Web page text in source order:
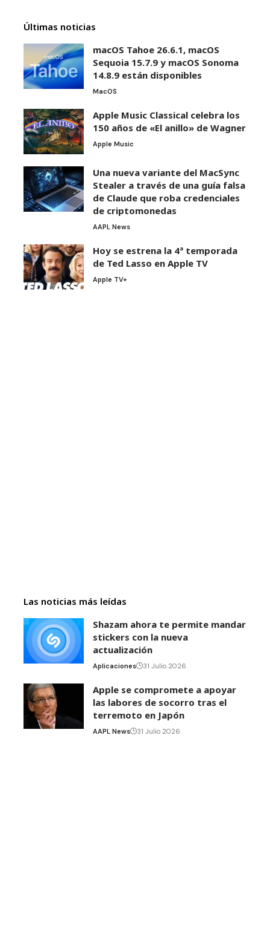
Últimas noticias
macOS Tahoe 26.6.1, macOS
Sequoia 15.7.9 y macOS Sonoma
14.8.9 están disponibles
MacOS
Apple Music Classical celebra los
150 años de «El anillo» de Wagner
Apple Music
Una nueva variante del MacSync
Stealer a través de una guía falsa
de Claude que roba credenciales
de criptomonedas
AAPL News
Hoy se estrena la 4ª temporada
de Ted Lasso en Apple TV
Apple TV+
Las noticias más leídas
Shazam ahora te permite mandar
stickers con la nueva
actualización
Aplicaciones 31 Julio 2026
Apple se compromete a apoyar
las labores de socorro tras el
terremoto en Japón
AAPL News 31 Julio 2026